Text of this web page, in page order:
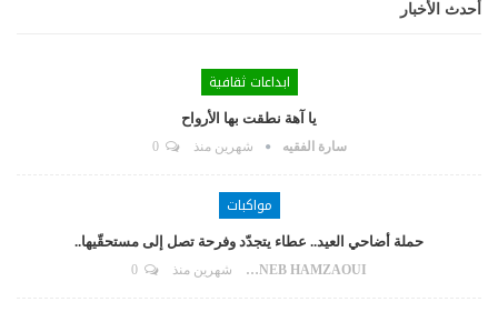
أحدث الأخبار
ابداعات ثقافية
يا آهة نطقت بها الأرواح
سارة الفقيه شهرين منذ 0
مواكبات
حملة أضاحي العيد.. عطاء يتجدّد وفرحة تصل إلى مستحقّيها..
ZAYNEB HAMZAOUI شهرين منذ